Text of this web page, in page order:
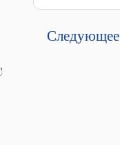
Следующее